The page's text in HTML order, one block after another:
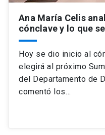
Ana María Celis
cónclave y lo que
Hoy se dio inicio al
elegirá al próximo
del Departamento de
comentó los…